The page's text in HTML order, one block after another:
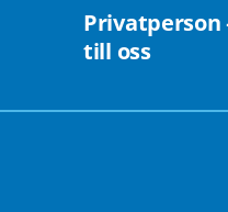
Privatperson
till oss